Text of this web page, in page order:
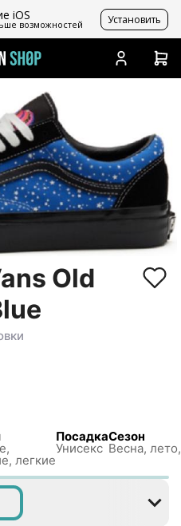
iOS
возможностей Установить
Old
легкие
Посадка
Унисекс
Сезон
Весна,
38 39